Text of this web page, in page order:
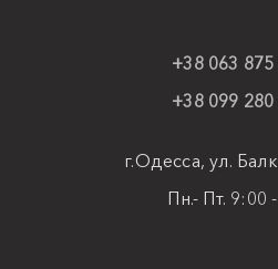
+38 063 875
+38 099 280
г.Одесса, ул.
Пн.- Пт. 9:00